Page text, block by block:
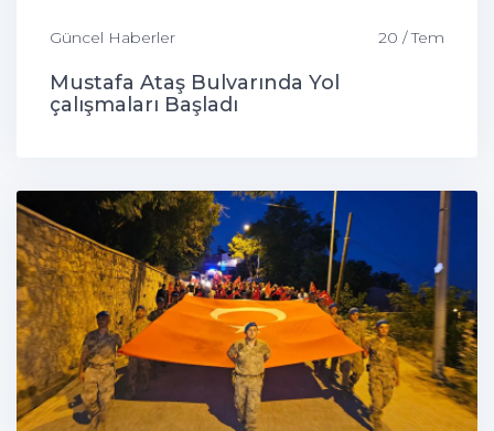
Güncel Haberler 20 / Tem
Mustafa Ataş Bulvarında Yol
çalışmaları Başladı